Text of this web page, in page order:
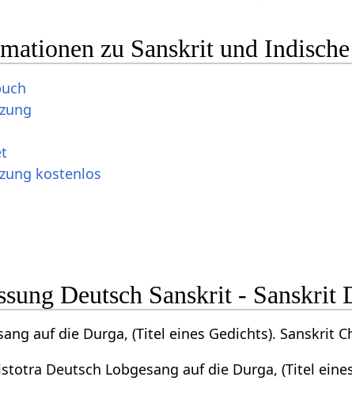
zu Sanskrit und
kostenlos
Deutsch Sanskrit - Sanskrit
auf die Durga, (Titel eines Gedichts). Sanskrit
Deutsch Lobgesang auf die Durga, (Titel